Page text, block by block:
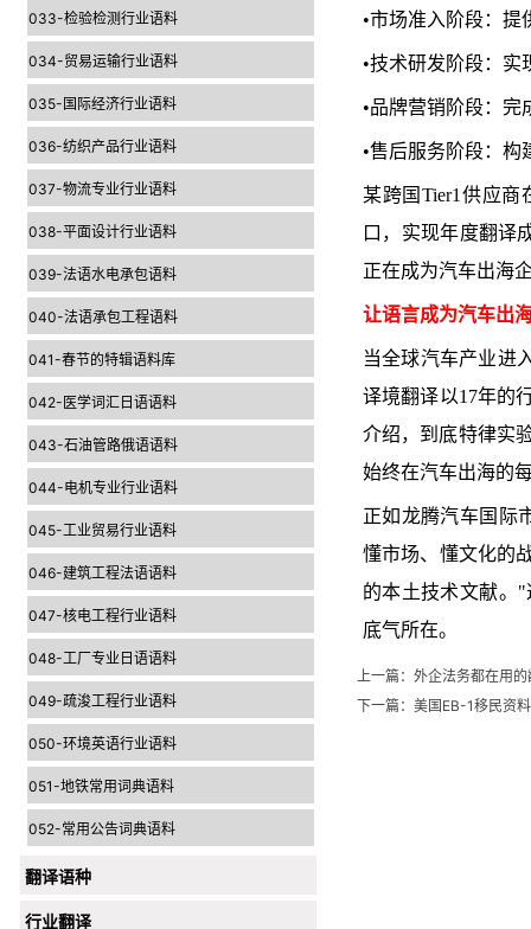
033-检验检测行业语料
034-贸易运输行业语料
035-国际经济行业语料
036-纺织产品行业语料
037-物流专业行业语料
038-平面设计行业语料
039-法语水电承包语料
040-法语承包工程语料
041-春节的特辑语料库
042-医学词汇日语语料
043-石油管路俄语语料
044-电机专业行业语料
045-工业贸易行业语料
046-建筑工程法语语料
047-核电工程行业语料
048-工厂专业日语语料
049-疏浚工程行业语料
050-环境英语行业语料
051-地铁常用词典语料
052-常用公告词典语料
翻译语种
行业翻译
•市场准入阶段：
•技术研发阶段：
•品牌营销阶段：
•售后服务阶段：
某跨国Tier1供应
口，实现年度翻译
正在成为汽车出海
让语言成为汽车出
当全球汽车产业进
译境翻译以17年的
介绍，到底特律实
始终在汽车出海的
正如龙腾汽车国际
懂市场、懂文化的
的本土技术文献。
底气所在。
上一篇： 外企法务都在用
下一篇： 美国EB-1移民资